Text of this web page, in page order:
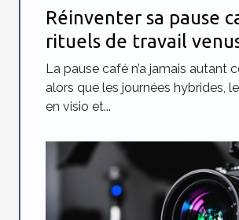
Réinventer sa pause
rituels de travail
d’ailleurs à essayer
La pause café n’a jamais autant
alors que les journées hybrides,
en visio et...